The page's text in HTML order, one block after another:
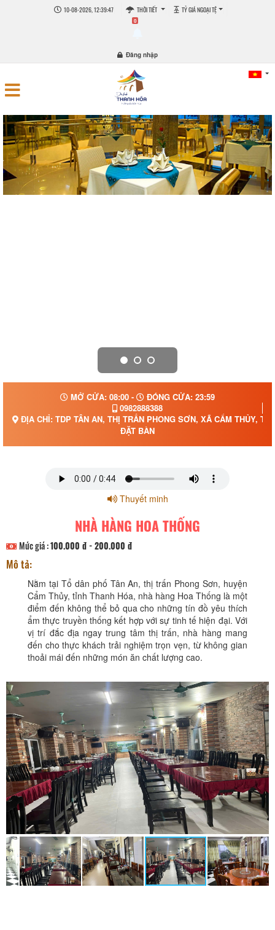
10-08-2026, 12:39:48 THỜI TIẾT TỶ GIÁ NGOẠI TỆ
0
Đăng nhập
MỞ CỬA: 08:00 -
ĐÓNG CỬA: 23:59
0982888388
ĐỊA CHỈ: TDP TÂN AN, THỊ TRẤN PHONG SƠN, XÃ CẨM THỦY,
ĐẶT BÀN
Thuyết minh
NHÀ HÀNG HOA THỐNG
Mức giá :100.000 đ - 200.000 đ
Mô tả:
Nằm tại Tổ dân phố Tân An, thị trấn Phong Sơn, huyện
Cẩm Thủy, tỉnh Thanh Hóa, nhà hàng Hoa Thống là một
điểm đến không thể bỏ qua cho những tín đồ yêu thích
ẩm thực truyền thống kết hợp với sự tinh tế hiện đại. Với
vị trí đắc địa ngay trung tâm thị trấn, nhà hàng mang
đến cho thực khách trải nghiệm trọn vẹn, từ không gian
thoải mái đến những món ăn chất lượng cao.